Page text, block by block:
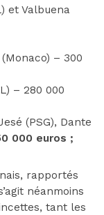
et Valbuena
– 300
– 280 000
(PSG), Dante
000 euros ;
rapportés
néanmoins
tant les